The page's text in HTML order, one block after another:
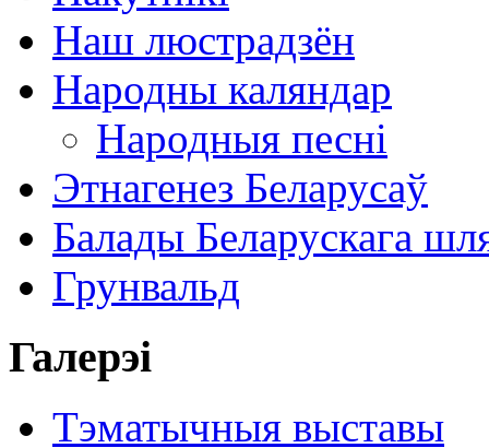
Наш люстрадзён
Народны каляндар
Народныя песні
Этнагенез Беларусаў
Балады Беларускага
Грунвальд
Галерэі
Тэматычныя выставы